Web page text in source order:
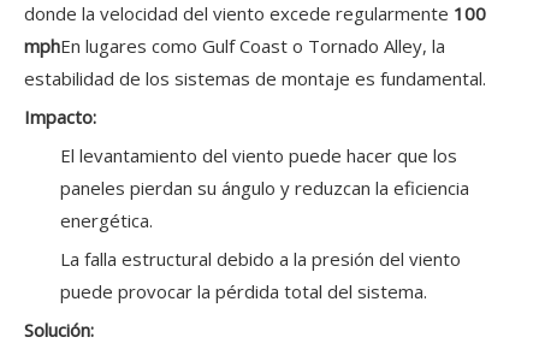
donde la velocidad del viento excede regularmente 100
mphEn lugares como Gulf Coast o Tornado Alley, la
estabilidad de los sistemas de montaje es fundamental.
Impacto:
El levantamiento del viento puede hacer que los
paneles pierdan su ángulo y reduzcan la eficiencia
energética.
La falla estructural debido a la presión del viento
puede provocar la pérdida total del sistema.
Solución: